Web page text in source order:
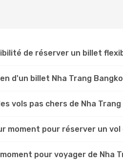
de réserver un billet
d'un billet Nha Trang
vols pas chers de Nha Trang
moment pour réserver un vol
pour voyager de Nha